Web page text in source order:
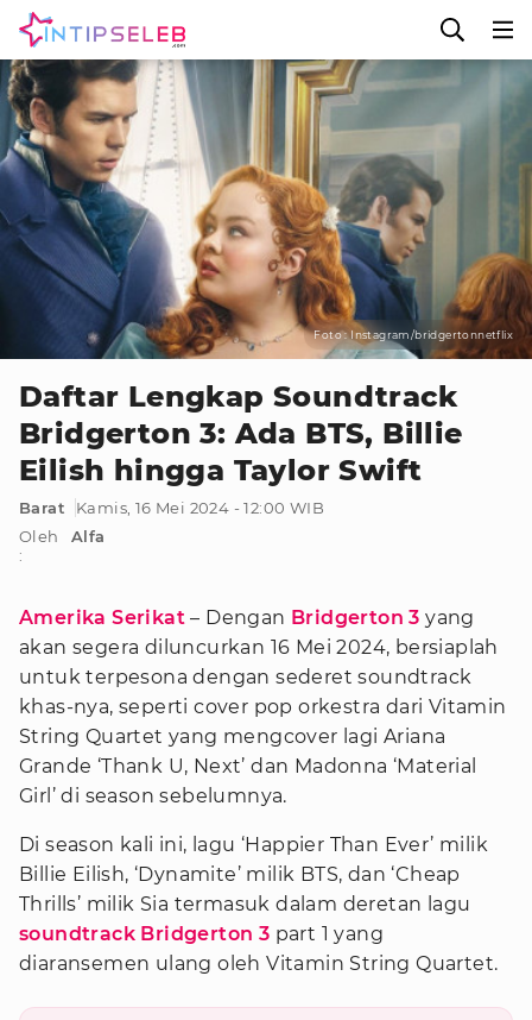
Foto : Instagram/bridgertonnetflix
Daftar Lengkap Soundtrack
Bridgerton 3: Ada BTS, Billie
Eilish hingga Taylor Swift
Barat
Kamis, 16 Mei 2024 - 12:00 WIB
Oleh
:
Alfa
Amerika Serikat – Dengan Bridgerton 3 yang
akan segera diluncurkan 16 Mei 2024, bersiaplah
untuk terpesona dengan sederet soundtrack
khas-nya, seperti cover pop orkestra dari Vitamin
String Quartet yang mengcover lagi Ariana
Grande ‘Thank U, Next’ dan Madonna ‘Material
Girl’ di season sebelumnya.
Di season kali ini, lagu ‘Happier Than Ever’ milik
Billie Eilish, ‘Dynamite’ milik BTS, dan ‘Cheap
Thrills’ milik Sia termasuk dalam deretan lagu
soundtrack Bridgerton 3 part 1 yang
diaransemen ulang oleh Vitamin String Quartet.